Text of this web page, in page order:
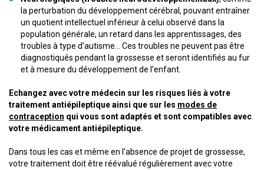
la perturbation du développement cérébral, pouvant entraîner
un quotient intellectuel inférieur à celui observé dans la
population générale, un retard dans les apprentissages, des
troubles à type d’autisme… Ces troubles ne peuvent pas être
diagnostiqués pendant la grossesse et seront identifiés au fur
et à mesure du développement de l’enfant.
Echangez avec votre médecin sur les risques liés à votre
traitement antiépileptique ainsi que sur les modes de
contraception qui vous sont adaptés et sont compatibles avec
votre médicament antiépileptique.
Dans tous les cas et même en l’absence de projet de grossesse,
votre traitement doit être réévalué régulièrement avec votre